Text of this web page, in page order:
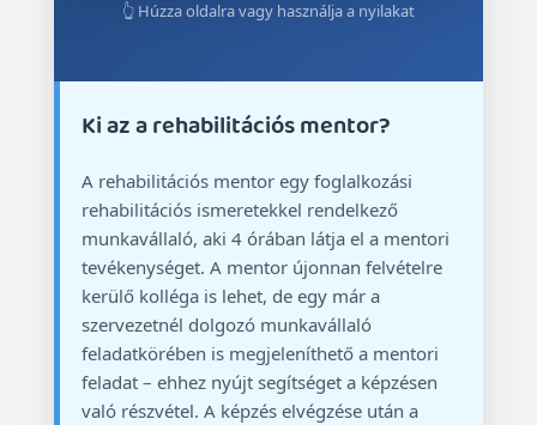
👆 Húzza oldalra vagy használja a nyilakat
Ki az a rehabilitációs mentor?
A rehabilitációs mentor egy foglalkozási
rehabilitációs ismeretekkel rendelkező
munkavállaló, aki 4 órában látja el a mentori
tevékenységet. A mentor újonnan felvételre
kerülő kolléga is lehet, de egy már a
szervezetnél dolgozó munkavállaló
feladatkörében is megjeleníthető a mentori
feladat – ehhez nyújt segítséget a képzésen
való részvétel. A képzés elvégzése után a